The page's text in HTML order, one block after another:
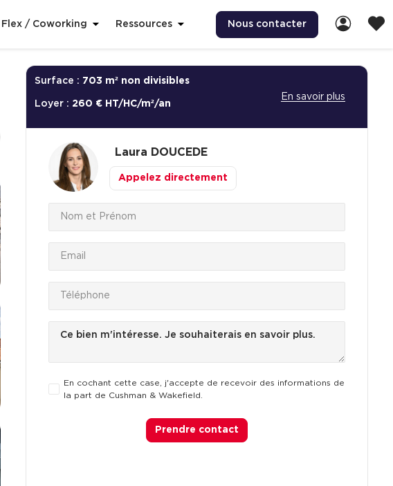
Flex / Coworking Ressources Nous contacter
Surface : 703 m² non divisibles
Loyer : 260 € HT/HC/m²/an
En savoir plus
Laura DOUCEDE
Appelez directement
En cochant cette case, j'accepte de recevoir des informations de
la part de Cushman & Wakefield.
Prendre contact